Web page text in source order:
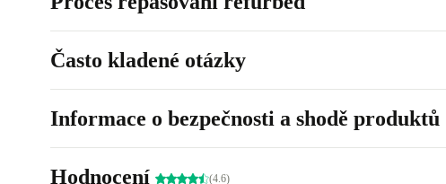
Často kladené otázky
Informace o bezpečnosti a shodě produktů
Hodnocení (4.6)